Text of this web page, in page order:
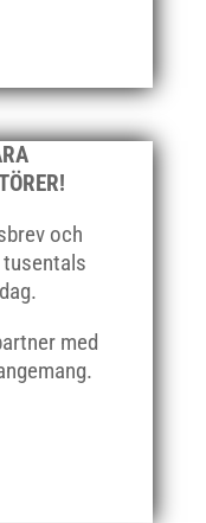
och
med